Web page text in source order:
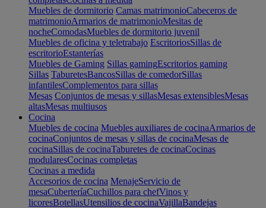
Muebles de dormitorio Camas matrimonioCabeceros de
matrimonioArmarios de matrimonioMesitas de
nocheComodasMuebles de dormitorio juvenil
Muebles de oficina y teletrabajo EscritoriosSillas de
escritorioEstanterías
Muebles de Gaming Sillas gamingEscritorios gaming
Sillas TaburetesBancosSillas de comedorSillas
infantilesComplementos para sillas
Mesas Conjuntos de mesas y sillasMesas extensiblesMesas
altasMesas multiusos
Cocina
Muebles de cocina Muebles auxiliares de cocinaArmarios de
cocinaConjuntos de mesas y sillas de cocinaMesas de
cocinaSillas de cocinaTaburetes de cocinaCocinas
modularesCocinas completas
Cocinas a medida
Accesorios de cocina MenajeServicio de
mesaCuberteríaCuchillos para chefVinos y
licoresBotellasUtensilios de cocinaVajillaBandejas